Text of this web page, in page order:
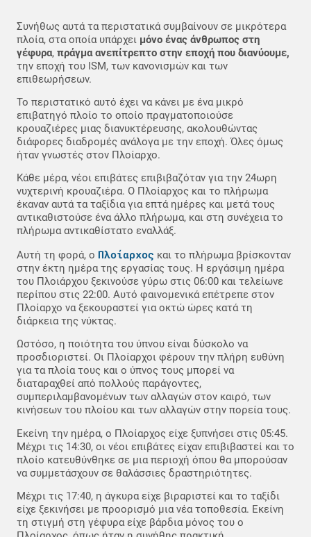
Συνήθως αυτά τα περιστατικά συμβαίνουν σε μικρότερα
πλοία, στα οποία υπάρχει μόνο ένας άνθρωπος στη
γέφυρα, πράγμα ανεπίτρεπτο στην εποχή που διανύουμε,
την εποχή του ISM, των κανονισμών και των
επιθεωρήσεων.
Το περιστατικό αυτό έχει να κάνει με ένα μικρό
επιβατηγό πλοίο το οποίο πραγματοποιούσε
κρουαζιέρες μιας διανυκτέρευσης, ακολουθώντας
διάφορες διαδρομές ανάλογα με την εποχή. Όλες όμως
ήταν γνωστές στον Πλοίαρχο.
Κάθε μέρα, νέοι επιβάτες επιβιβαζόταν για την 24ωρη
νυχτερινή κρουαζιέρα. Ο Πλοίαρχος και το πλήρωμα
έκαναν αυτά τα ταξίδια για επτά ημέρες και μετά τους
αντικαθιστούσε ένα άλλο πλήρωμα, και στη συνέχεια το
πλήρωμα αντικαθίστατο εναλλάξ.
Αυτή τη φορά, ο Πλοίαρχος και το πλήρωμα βρίσκονταν
στην έκτη ημέρα της εργασίας τους. Η εργάσιμη ημέρα
του Πλοιάρχου ξεκινούσε γύρω στις 06:00 και τελείωνε
περίπου στις 22:00. Αυτό φαινομενικά επέτρεπε στον
Πλοίαρχο να ξεκουραστεί για οκτώ ώρες κατά τη
διάρκεια της νύκτας.
Ωστόσο, η ποιότητα του ύπνου είναι δύσκολο να
προσδιοριστεί. Οι Πλοίαρχοι φέρουν την πλήρη ευθύνη
για τα πλοία τους και ο ύπνος τους μπορεί να
διαταραχθεί από πολλούς παράγοντες,
συμπεριλαμβανομένων των αλλαγών στον καιρό, των
κινήσεων του πλοίου και των αλλαγών στην πορεία τους.
Εκείνη την ημέρα, ο Πλοίαρχος είχε ξυπνήσει στις 05:45.
Μέχρι τις 14:30, οι νέοι επιβάτες είχαν επιβιβαστεί και το
πλοίο κατευθύνθηκε σε μια περιοχή όπου θα μπορούσαν
να συμμετάσχουν σε θαλάσσιες δραστηριότητες.
Μέχρι τις 17:40, η άγκυρα είχε βιραριστεί και το ταξίδι
είχε ξεκινήσει με προορισμό μια νέα τοποθεσία. Εκείνη
τη στιγμή στη γέφυρα είχε βάρδια μόνος του ο